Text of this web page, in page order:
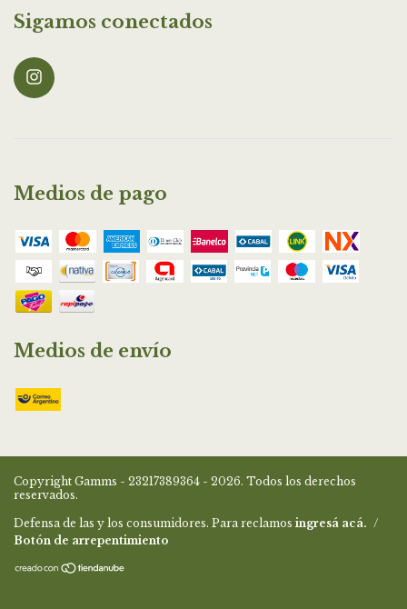
Sigamos conectados
Medios de pago
Medios de envío
Copyright Gamms - 23217389364 - 2026. Todos los derechos
reservados.
Defensa de las y los consumidores. Para reclamos ingresá acá. /
Botón de arrepentimiento